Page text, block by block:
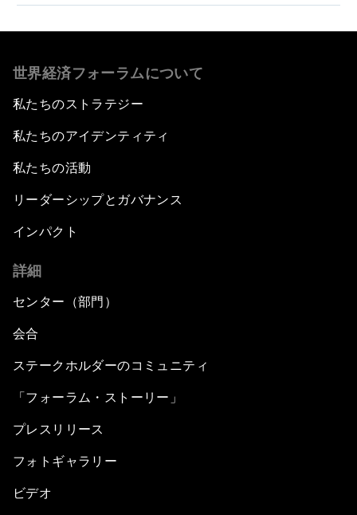
世界経済フォーラムについて
私たちのストラテジー
私たちのアイデンティティ
私たちの活動
リーダーシップとガバナンス
インパクト
詳細
センター（部門）
会合
ステークホルダーのコミュニティ
「フォーラム・ストーリー」
プレスリリース
フォトギャラリー
ビデオ